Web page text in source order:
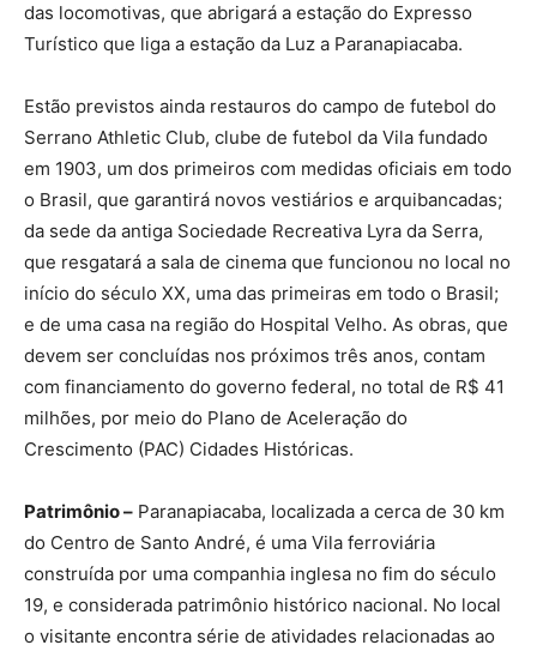
das locomotivas, que abrigará a estação do Expresso
Turístico que liga a estação da Luz a Paranapiacaba.
Estão previstos ainda restauros do campo de futebol do
Serrano Athletic Club, clube de futebol da Vila fundado
em 1903, um dos primeiros com medidas oficiais em todo
o Brasil, que garantirá novos vestiários e arquibancadas;
da sede da antiga Sociedade Recreativa Lyra da Serra,
que resgatará a sala de cinema que funcionou no local no
início do século XX, uma das primeiras em todo o Brasil;
e de uma casa na região do Hospital Velho. As obras, que
devem ser concluídas nos próximos três anos, contam
com financiamento do governo federal, no total de R$ 41
milhões, por meio do Plano de Aceleração do
Crescimento (PAC) Cidades Históricas.
Patrimônio – Paranapiacaba, localizada a cerca de 30 km
do Centro de Santo André, é uma Vila ferroviária
construída por uma companhia inglesa no fim do século
19, e considerada patrimônio histórico nacional. No local
o visitante encontra série de atividades relacionadas ao